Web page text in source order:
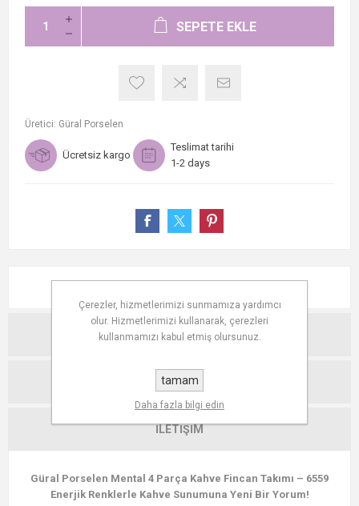
SEPETE EKLE
Üretici: Güral Porselen
Ücretsiz kargo
Teslimat tarihi
1-2 days
TEKNIK ÖZELLIKLER
YORUMLAR
İLETIŞIM
Güral Porselen Mental 4 Parça Kahve Fincan Takımı – 6559
Enerjik Renklerle Kahve Sunumuna Yeni Bir Yorum!
Çerezler, hizmetlerimizi sunmamıza yardımcı
olur. Hizmetlerimizi kullanarak, çerezleri
kullanmamızı kabul etmiş olursunuz.
tamam
Daha fazla bilgi edin